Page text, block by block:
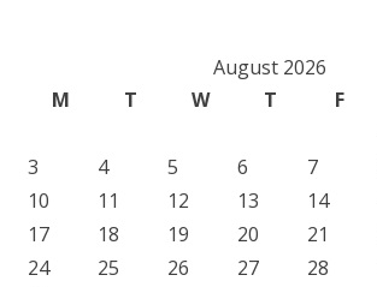
August 2026
M
T W T F
3
4 5 6 7
10
11 12 13 14
17
18 19 20 21
24
25 26 27 28